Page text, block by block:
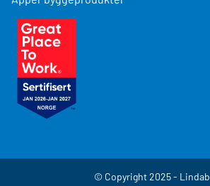
© Copyright 2025 - Lindab